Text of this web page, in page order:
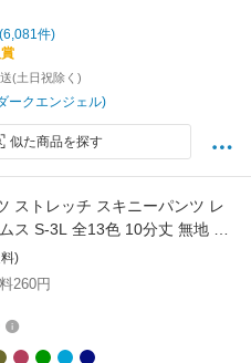
(6,081件)
(土日祝除く)
ークエンジェル)
似た商品を探す
ストレッチ スキニーパンツ レ
ス S-3L 全13色 10分丈 無地 美
春 夏 秋 冬 ウエストゴム 楽ち
オシャレウォーカー※メール便
)
260円